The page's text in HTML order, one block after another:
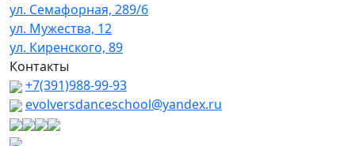
ул. Семафорная, 289/6
ул. Мужества, 12
ул. Киренского, 89
Контакты
+7(391)988-99-93
evolversdanceschool@yandex.ru